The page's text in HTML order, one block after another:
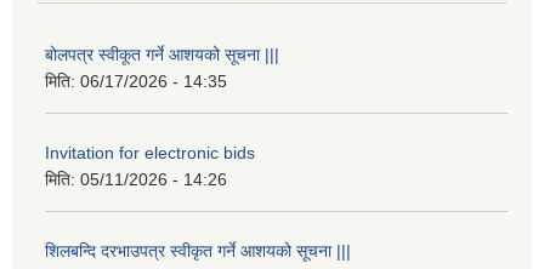
बोलपत्र स्वीकूत गर्ने आशयको सूचना |||
मिति: 06/17/2026 - 14:35
Invitation for electronic bids
मिति: 05/11/2026 - 14:26
शिलबन्दि दरभाउपत्र स्वीकृत गर्ने आशयको सूचना |||